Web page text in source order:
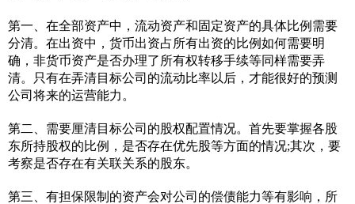
第一、在全部资产中，流动资产和固定资产的具体比例需要
分清。在出资中，货币出资占所有出资的比例如何需要明
确，非货币资产是否办理了所有权转移手续等同样需要弄
清。只有在弄清目标公司的流动比率以后，才能很好的预测
公司将来的运营能力。
第二、需要厘清目标公司的股权配置情况。首先要掌握各股
东所持股权的比例，是否存在优先股等方面的情况;其次，要
考察是否存在有关联关系的股东。
第三、有担保限制的资产会对公司的偿债能力等有影响，所